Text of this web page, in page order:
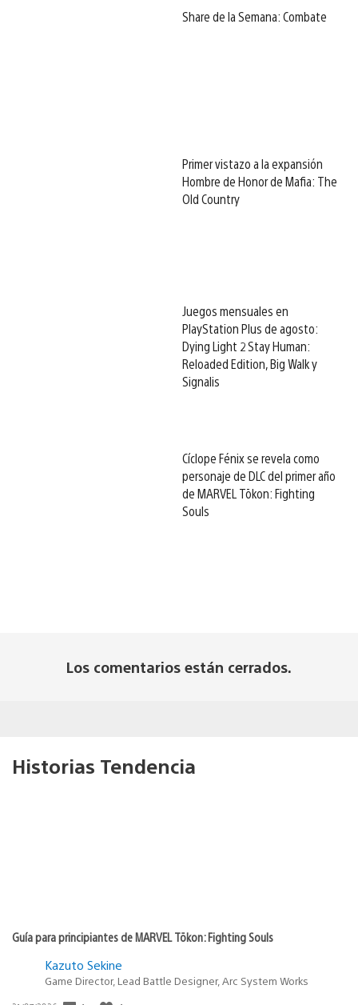
Share de la Semana: Combate
Primer vistazo a la expansión
Hombre de Honor de Mafia: The
Old Country
Juegos mensuales en
PlayStation Plus de agosto:
Dying Light 2 Stay Human:
Reloaded Edition, Big Walk y
Signalis
Cíclope Fénix se revela como
personaje de DLC del primer año
de MARVEL Tōkon: Fighting
Souls
Los comentarios están cerrados.
Historias Tendencia
Guía para principiantes de MARVEL Tōkon: Fighting Souls
Kazuto Sekine
Game Director, Lead Battle Designer, Arc System Works